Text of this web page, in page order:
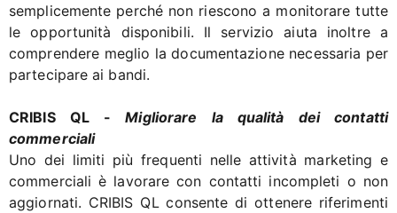
semplicemente perché non riescono a monitorare tutte
le opportunità disponibili. Il servizio aiuta inoltre a
comprendere meglio la documentazione necessaria per
partecipare ai bandi.
CRIBIS QL -Migliorare la qualità dei contatti
commerciali
Uno dei limiti più frequenti nelle attività marketing e
commerciali è lavorare con contatti incompleti o non
aggiornati. CRIBIS QL consente di ottenere riferimenti